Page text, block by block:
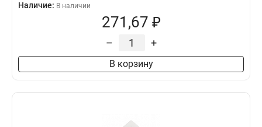
Наличие: В наличии
271,67 ₽
– +
В корзину